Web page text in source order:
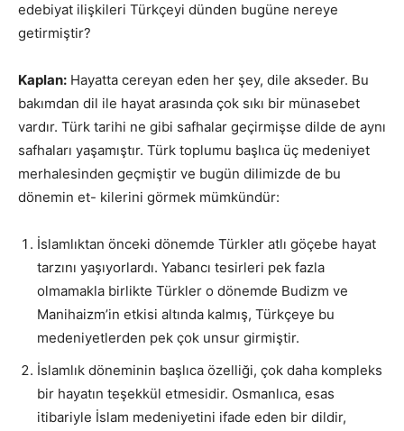
edebiyat ilişkileri Türkçeyi dünden bugüne nereye
getirmiştir?
Kaplan: Hayatta cereyan eden her şey, dile akseder. Bu
bakımdan dil ile hayat arasında çok sıkı bir münasebet
vardır. Türk tarihi ne gibi safhalar geçirmişse dilde de aynı
safhaları yaşamıştır. Türk toplumu başlıca üç medeniyet
merhalesinden geçmiştir ve bugün dilimizde de bu
dönemin et- kilerini görmek mümkündür:
İslamlıktan önceki dönemde Türkler atlı göçebe hayat
tarzını yaşıyorlardı. Yabancı tesirleri pek fazla
olmamakla birlikte Türkler o dönemde Budizm ve
Manihaizm’in etkisi altında kalmış, Türkçeye bu
medeniyetlerden pek çok unsur girmiştir.
İslamlık döneminin başlıca özelliği, çok daha kompleks
bir hayatın teşekkül etmesidir. Osmanlıca, esas
itibariyle İslam medeniyetini ifade eden bir dildir,